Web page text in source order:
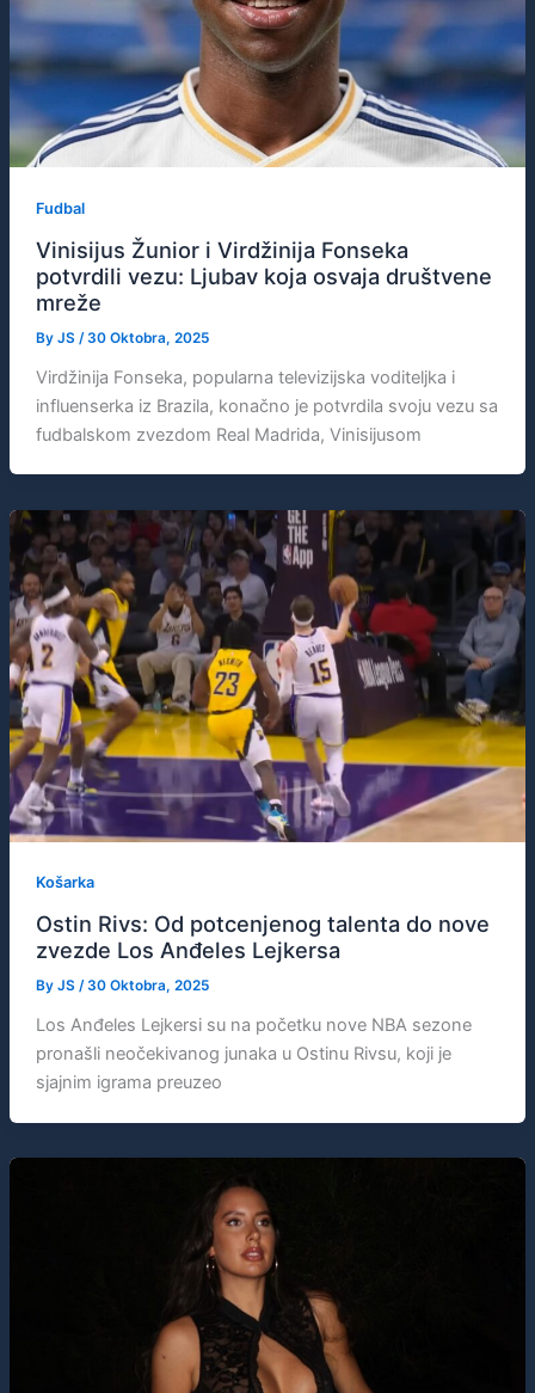
Fudbal
Vinisijus Žunior i Virdžinija Fonseka
potvrdili vezu: Ljubav koja osvaja društvene
mreže
By JS /30 Oktobra, 2025
Virdžinija Fonseka, popularna televizijska voditeljka i
influenserka iz Brazila, konačno je potvrdila svoju vezu sa
fudbalskom zvezdom Real Madrida, Vinisijusom
Košarka
Ostin Rivs: Od potcenjenog talenta do nove
zvezde Los Anđeles Lejkersa
By JS /30 Oktobra, 2025
Los Anđeles Lejkersi su na početku nove NBA sezone
pronašli neočekivanog junaka u Ostinu Rivsu, koji je
sjajnim igrama preuzeo